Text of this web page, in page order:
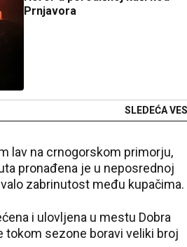
Prnjavora
SLEDEĆA
lav na crnogorskom primorju,
pronađena je u neposrednoj
zabrinutost među kupačima.
i ulovljena u mestu Dobra
tokom sezone boravi veliki broj